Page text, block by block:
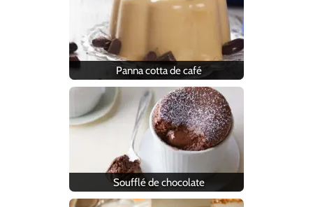
Panna cotta de café
Soufflé de chocolate